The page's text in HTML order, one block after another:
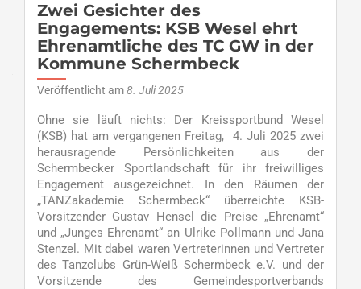
Zwei Gesichter des
Engagements: KSB Wesel ehrt
Ehrenamtliche des TC GW in der
Kommune Schermbeck
Veröffentlicht am8. Juli 2025
Ohne sie läuft nichts: Der Kreissportbund Wesel
(KSB) hat am vergangenen Freitag, 4. Juli 2025 zwei
herausragende Persönlichkeiten aus der
Schermbecker Sportlandschaft für ihr freiwilliges
Engagement ausgezeichnet. In den Räumen der
„TANZakademie Schermbeck“ überreichte KSB-
Vorsitzender Gustav Hensel die Preise „Ehrenamt“
und „Junges Ehrenamt“ an Ulrike Pollmann und Jana
Stenzel. Mit dabei waren Vertreterinnen und Vertreter
des Tanzclubs Grün-Weiß Schermbeck e.V. und der
Vorsitzende des Gemeindesportverbands